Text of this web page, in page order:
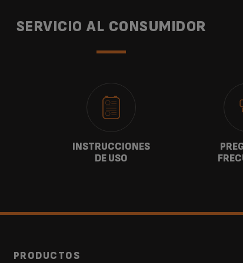
SERVICIO AL CONSUMIDOR
INSTRUCCIONES
DE USO
PRODUCTOS